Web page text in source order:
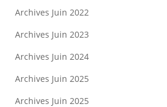
Archives Juin 2022
Archives Juin 2023
Archives Juin 2024
Archives Juin 2025
Archives Juin 2025